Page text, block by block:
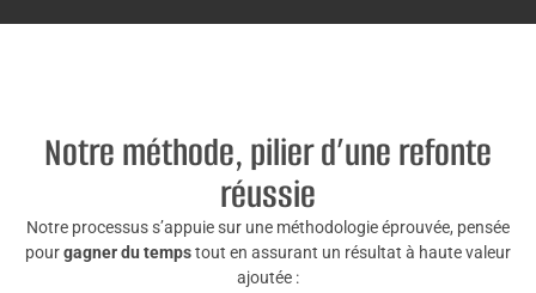
Notre méthode, pilier d’une refonte
réussie
Notre processus s’appuie sur une méthodologie éprouvée, pensée
pourgagner du tempstout en assurant un résultat à haute valeur
ajoutée :